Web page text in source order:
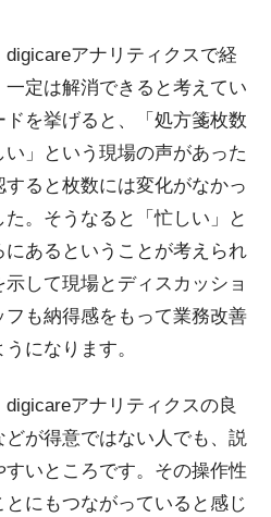
アナリティクスで経
定は解消できると考えてい
を挙げると、「処方箋枚数
」という現場の声があった
ると枚数には変化がなかっ
。そうなると「忙しい」と
あるということが考えられ
して現場とディスカッショ
も納得感をもって業務改善
になります。
アナリティクスの良
が得意ではない人でも、説
いところです。その操作性
にもつながっていると感じ